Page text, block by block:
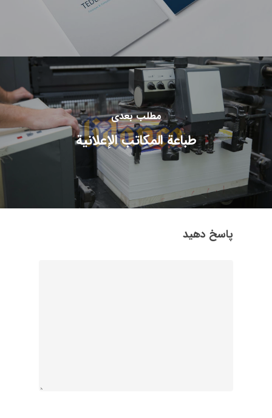
مطلب بعدی
طباعة المكاتب الإعلانية
پاسخ دهید